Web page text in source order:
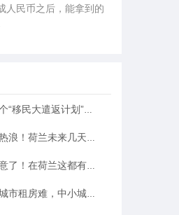
人民币之后，能拿到的
返计划”，64万人已经签字支持
来几天最高33℃，八月中开始…
兰这都有人偷，全过程很淡定
，中小城市的房租开始暴涨